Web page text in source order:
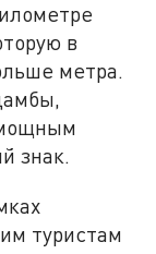
в
метра.
знак.
туристам